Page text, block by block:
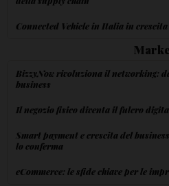
Connected Vehicle in Italia in crescita
BizzyNow rivoluziona il networking:
business
Il negozio fisico diventa il fulcro
Smart payment e crescita del
lo conferma
eCommerce: le sfide chiave per le